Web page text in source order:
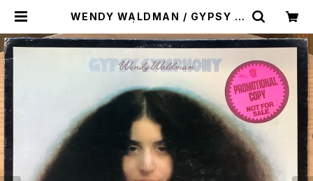
WENDY WALDMAN / GYPSY S
rds